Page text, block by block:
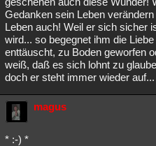
Gedanken sein Leben
Leben auch! Weil er sich sicher
wird... so begegnet ihm die
enttäuscht, zu Boden geworfen
weiß, daß es sich lohnt zu
doch er steht immer wieder
magus
* :-) *